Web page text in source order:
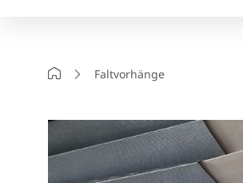
StartseiteFaltvorhänge